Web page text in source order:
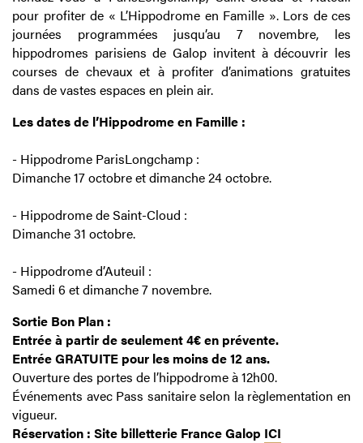
pour profiter de « L’Hippodrome en Famille ». Lors de ces
journées programmées jusqu’au 7 novembre, les
hippodromes parisiens de Galop invitent à découvrir les
courses de chevaux et à profiter d’animations gratuites
dans de vastes espaces en plein air.
Les dates de l’Hippodrome en Famille :
- Hippodrome ParisLongchamp :
Dimanche 17 octobre et dimanche 24 octobre.
- Hippodrome de Saint-Cloud :
Dimanche 31 octobre.
- Hippodrome d’Auteuil :
Samedi 6 et dimanche 7 novembre.
Sortie Bon Plan :
Entrée à partir de seulement 4€ en prévente.
Entrée GRATUITE pour les moins de 12 ans.
Ouverture des portes de l’hippodrome à 12h00.
Événements avec Pass sanitaire selon la règlementation en
vigueur.
Réservation : Site billetterie France Galop ICI